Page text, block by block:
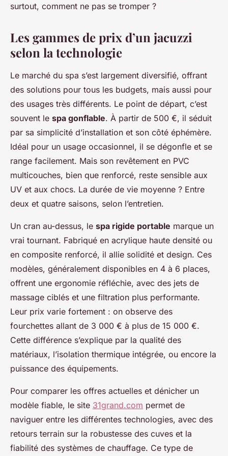
surtout, comment ne pas se tromper ?
Les gammes de prix d’un jacuzzi
selon la technologie
Le marché du spa s’est largement diversifié, offrant
des solutions pour tous les budgets, mais aussi pour
des usages très différents. Le point de départ, c’est
souvent le spa gonflable. À partir de 500 €, il séduit
par sa simplicité d’installation et son côté éphémère.
Idéal pour un usage occasionnel, il se dégonfle et se
range facilement. Mais son revêtement en PVC
multicouches, bien que renforcé, reste sensible aux
UV et aux chocs. La durée de vie moyenne ? Entre
deux et quatre saisons, selon l’entretien.
Un cran au-dessus, le spa rigide portable marque un
vrai tournant. Fabriqué en acrylique haute densité ou
en composite renforcé, il allie solidité et design. Ces
modèles, généralement disponibles en 4 à 6 places,
offrent une ergonomie réfléchie, avec des jets de
massage ciblés et une filtration plus performante.
Leur prix varie fortement : on observe des
fourchettes allant de 3 000 € à plus de 15 000 €.
Cette différence s’explique par la qualité des
matériaux, l’isolation thermique intégrée, ou encore la
puissance des équipements.
Pour comparer les offres actuelles et dénicher un
modèle fiable, le site 31grand.com permet de
naviguer entre les différentes technologies, avec des
retours terrain sur la robustesse des cuves et la
fiabilité des systèmes de chauffage. Ce type de